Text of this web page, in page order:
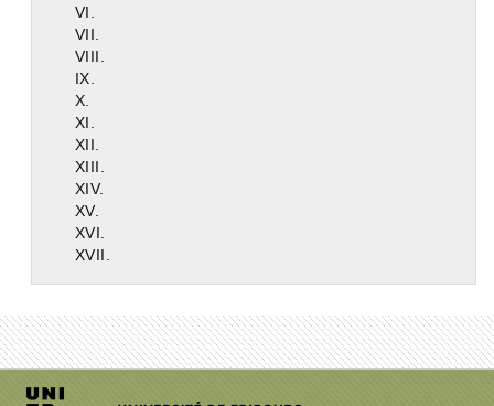
VI.
VII.
VIII.
IX.
X.
XI.
XII.
XIII.
XIV.
XV.
XVI.
XVII.